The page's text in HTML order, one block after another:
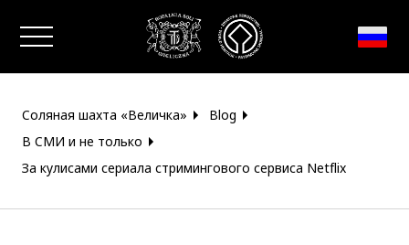
Закрыть окно
Соляная шахта «Величка»
Blog
В СМИ и не только
За кулисами сериала стримингового сервиса Netflix